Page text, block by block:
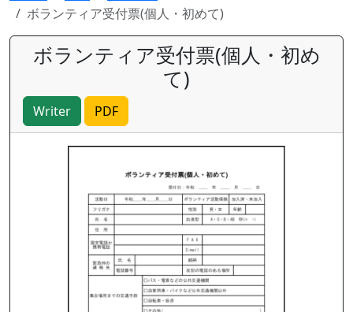
ボランティア受付票(個人・初めて)
ボランティア受付票(個人・初め
て)
Writer PDF